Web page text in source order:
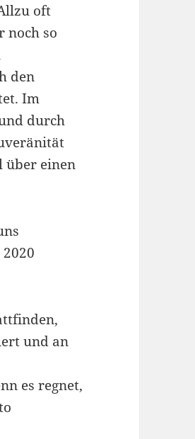
oft
noch so
den
Im
durch
über einen
und an
es regnet,